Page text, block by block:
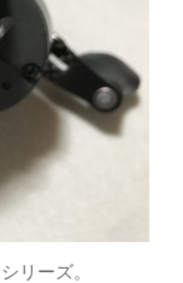
リーズ。